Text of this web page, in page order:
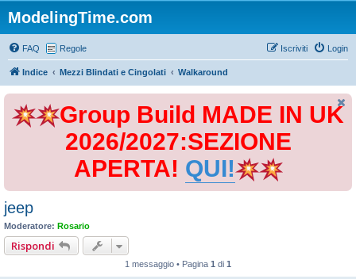
ModelingTime.com
FAQ Regole Login
Iscriviti
Indice Mezzi Blindati e Cingolati Walkaround
Group Build MADE IN UK
2026/2027:SEZIONE
APERTA! QUI!
jeep
Moderatore: Rosario
Rispondi
1 messaggio • Pagina 1 di 1